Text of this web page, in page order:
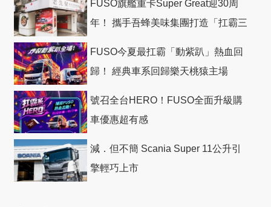
FUSO旗艦重卡Super Great迎30周
年！ 攜手吾蜂美味集團打造「扛霸三
FUSO今夏最扛霸「動紫趴」熱血回
歸！ 經典車系回歸樂天桃猿主場
號召全台HERO！FUSO全面升級購
車優惠超有感
減．但不簡 Scania Super 11公升引
擎輕巧上市